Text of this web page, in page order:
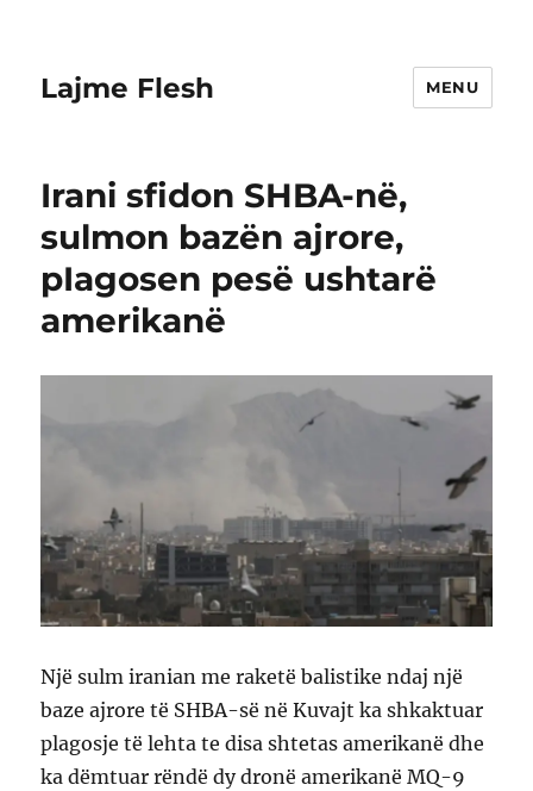
Lajme Flesh MENU
Irani sfidon SHBA-në,
sulmon bazën ajrore,
pIagosen pesë ushtarë
amerikanë
Një sulm iranian me raketë balistike ndaj një
baze ajrore të SHBA-së në Kuvajt ka shkaktuar
plagosje të lehta te disa shtetas amerikanë dhe
ka dëmtuar rëndë dy dronë amerikanë MQ-9